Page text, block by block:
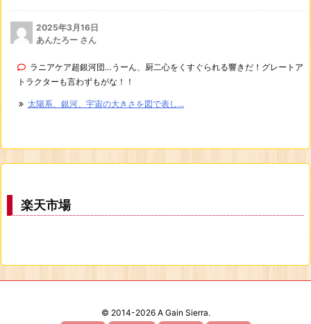
2025年3月16日
あんたろー さん
ラニアケア超銀河団…うーん、厨二心をくすぐられる響きだ！グレートア
トラクターも言わずもがな！！
太陽系、銀河、宇宙の大きさを図で表し...
楽天市場
© 2014-2026 A Gain Sierra.